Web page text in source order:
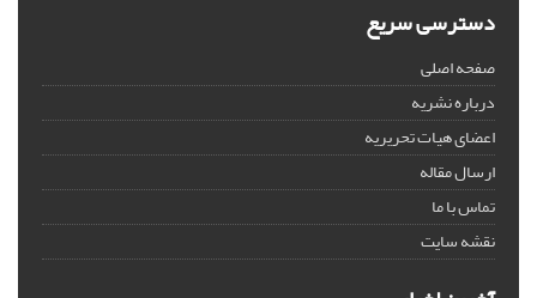
دسترسی سریع
صفحه اصلی
درباره نشریه
اعضای هیات تحریریه
ارسال مقاله
تماس با ما
نقشه سایت